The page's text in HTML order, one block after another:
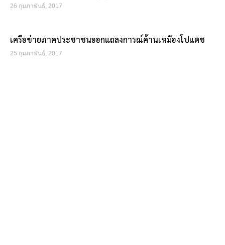
26 กุมภาพันธ์, 2017
เครือข่ายภาคประชาชนออกแถลงการณ์ค้านเหมืองโปแตช
25 กุมภาพันธ์, 2017